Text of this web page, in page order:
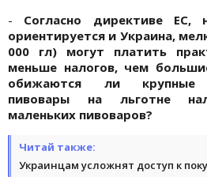
- Согласно директиве ЕС,
ориентируется и Украина,
000 гл) могут платить
меньше налогов, чем
обижаются ли крупные
пивовары на льготне
маленьких пивоваров?
Читай также:
Украинцам усложнят доступ к